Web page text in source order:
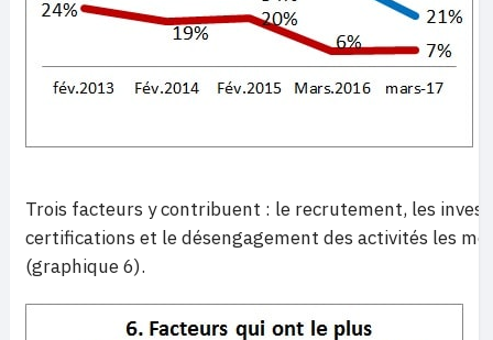
Trois facteurs y contribuent : le recrutement, les
certifications et le désengagement des activités les
(graphique 6).